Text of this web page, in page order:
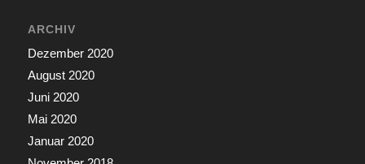
ARCHIV
Dezember 2020
August 2020
Juni 2020
Mai 2020
Januar 2020